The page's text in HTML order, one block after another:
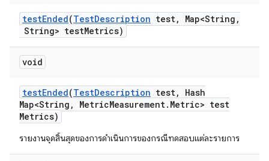
testEnded(TestDescription test, Map<String ,
String> testMetrics)
void
testEnded(TestDescription test,
Hash
Map<String , MetricMeasurement. Metric> test
Metrics)
รายงานจุดสิ้นสุดของการดำเนินการของกรณีทดสอบแต่ละรายการ